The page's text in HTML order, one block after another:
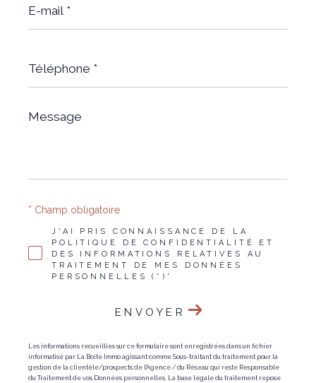
mail
*
*
Message
*
J'AI PRIS CONNAISSANCE DE LA
POLITIQUE DE CONFIDENTIALITÉ ET
DES INFORMATIONS RELATIVES AU
TRAITEMENT DE MES DONNÉES
PERSONNELLES (*)*
* Champ obligatoire
ENVOYER
Les informations recueillies sur ce formulaire sont enregistrées dans un fichier
informatisé par La Boite Immo agissant comme Sous-traitant du traitement pour la
gestion de la clientèle/prospects de l'Agence / du Réseau qui reste Responsable
du Traitement de vos Données personnelles. La base légale du traitement repose